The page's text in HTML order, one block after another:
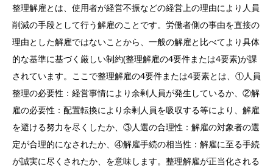
整理解雇とは、使用者が経営不振などの経営上の理由により人員
削減の手段として行う解雇のことです。労働者側の事由を直接の
理由とした解雇ではないことから、一般の解雇と比べてより具体
的な基準に基づく厳しい制約(整理解雇の4要件または4要素)が課
されています。ここで整理解雇の4要件または4要素とは、①人員
整理の必要性：経営事情により余剰人員が発生しているか、②解
雇の必要性：配置転換により余剰人員を吸収する等により、解雇
を避ける努力を尽くしたか、③人選の合理性：解雇の対象者の選
定が合理的になされたか、④解雇手続の相当性：解雇に至る手続
が誠実に尽くされたか、を意味します。整理解雇が正当化される